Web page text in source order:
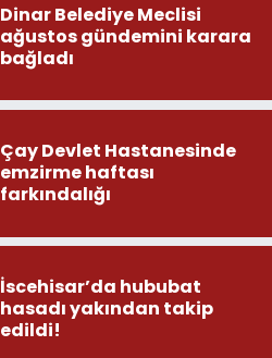
Dinar Belediye Meclisi
ağustos gündemini karara
bağladı
Çay Devlet Hastanesinde
emzirme haftası
farkındalığı
İscehisar’da hububat
hasadı yakından takip
edildi!